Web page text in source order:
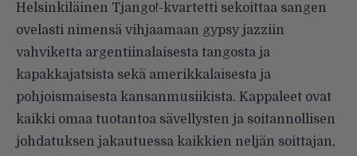
Helsinkiläinen Tjango!-kvartetti sekoittaa sangen
ovelasti nimensä vihjaamaan gypsy jazziin
vahviketta argentiinalaisesta tangosta ja
kapakkajatsista sekä amerikkalaisesta ja
pohjoismaisesta kansanmusiikista. Kappaleet ovat
kaikki omaa tuotantoa sävellysten ja soitannollisen
johdatuksen jakautuessa kaikkien neljän soittajan,